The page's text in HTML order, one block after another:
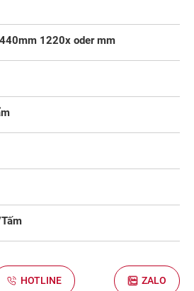
1220x oder mm
HOTLINE ZALO